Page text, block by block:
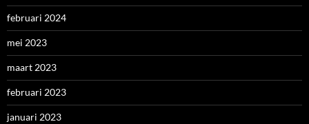
februari 2024
mei 2023
maart 2023
februari 2023
januari 2023